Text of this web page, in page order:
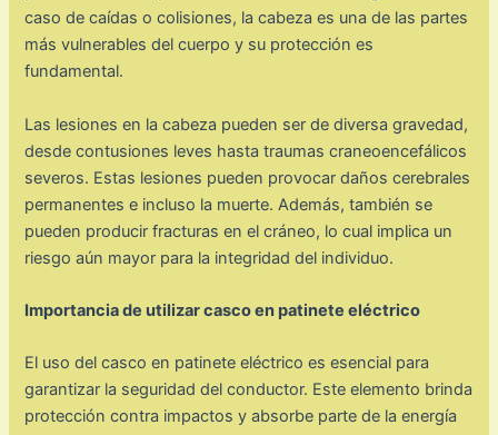
caso de caídas o colisiones, la cabeza es una de las partes
más vulnerables del cuerpo y su protección es
fundamental.
Las lesiones en la cabeza pueden ser de diversa gravedad,
desde contusiones leves hasta traumas craneoencefálicos
severos. Estas lesiones pueden provocar daños cerebrales
permanentes e incluso la muerte. Además, también se
pueden producir fracturas en el cráneo, lo cual implica un
riesgo aún mayor para la integridad del individuo.
Importancia de utilizar casco en patinete eléctrico
El uso del casco en patinete eléctrico es esencial para
garantizar la seguridad del conductor. Este elemento brinda
protección contra impactos y absorbe parte de la energía